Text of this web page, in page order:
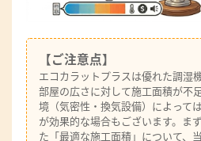
【ご注意点】
エコカラットプラスは優れた調湿
部屋の広さに対して施工面積が不
境（気密性・換気設備）によって
が効果的な場合もございます。ま
た「最適な施工面積」について、